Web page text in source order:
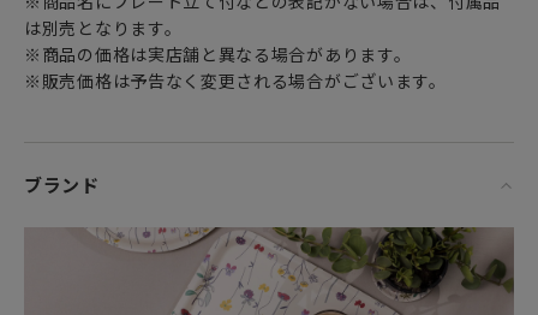
「製品仕様」
・素材：バーチべニア（メラミンコーティング）
・食器洗い乾燥機でのご使用はOKです。
さい。
・たわしや磨き粉を使用すると傷が付くことがあるので使用
は別売となります。
※商品の価格は実店舗と異なる場合があります。
※販売価格は予告なく変更される場合がございます。
ブランド